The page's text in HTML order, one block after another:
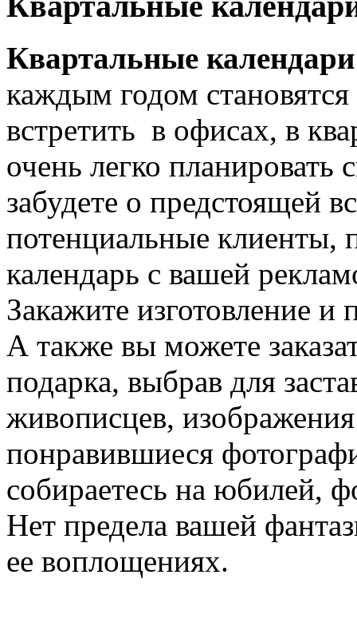
Квартальные календари
каждым годом
встретить в офисах, в
очень легко планировать
забудете о предстоящей
потенциальные клиенты,
календарь с вашей
Закажите изготовление и
А также вы можете
подарка, выбрав для
живописцев,
понравившиеся
собираетесь на юбилей,
Нет предела вашей
ее воплощениях.